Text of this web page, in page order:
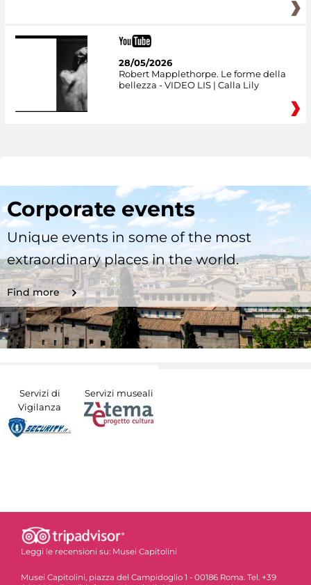
28/05/2026
Robert Mapplethorpe. Le forme della
bellezza - VIDEO LIS | Calla Lily
Corporate events
Unique events in some of the most
extraordinary places in the world.
Find more
Servizi di
Vigilanza
Servizi museali
Leggi le recensioni su: Musei Capitolini
Musei Capitolini, piazza del Campidoglio 1 - 00186 Roma. Tel. +39